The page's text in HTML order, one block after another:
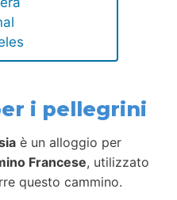
i pellegrini
è un alloggio per
Francese, utilizzato
questo cammino.